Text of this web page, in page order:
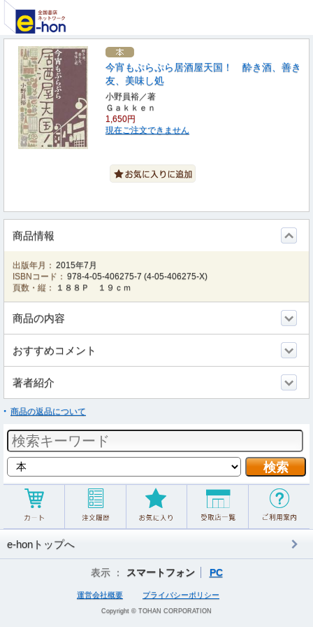
今宵もぷらぷら居酒屋天国！ 酔き酒、善き
友、美味し処
小野員裕／著
Ｇａｋｋｅｎ
1,650円
現在ご注文できません
商品情報
出版年月： 2015年7月
ISBNコード： 978-4-05-406275-7 (4-05-406275-X)
頁数・縦：
１８８Ｐ １９ｃｍ
商品の内容
おすすめコメント
著者紹介
商品の返品について
e-honトップへ
表示 ： スマートフォン PC
運営会社概要 プライバシーポリシー
Copyright © TOHAN CORPORATION